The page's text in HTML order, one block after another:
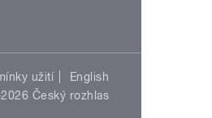
užití
English
Český rozhlas